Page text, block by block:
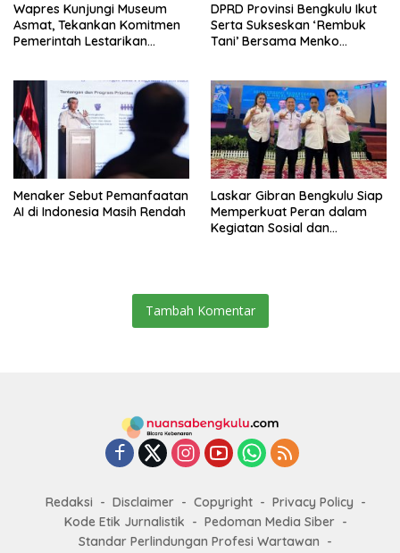
Wapres Kunjungi Museum
Asmat, Tekankan Komitmen
Pemerintah Lestarikan
DPRD Provinsi Bengkulu Ikut
Serta Sukseskan ‘Rembuk
Tani’ Bersama Menko
Menaker Sebut Pemanfaatan
AI di Indonesia Masih Rendah
Laskar Gibran Bengkulu Siap
Memperkuat Peran dalam
Kegiatan Sosial dan
Tambah Komentar
Redaksi Disclaimer Copyright
Privacy Policy
Kode Etik Jurnalistik
Pedoman Media Siber
Standar Perlindungan Profesi Wartawan